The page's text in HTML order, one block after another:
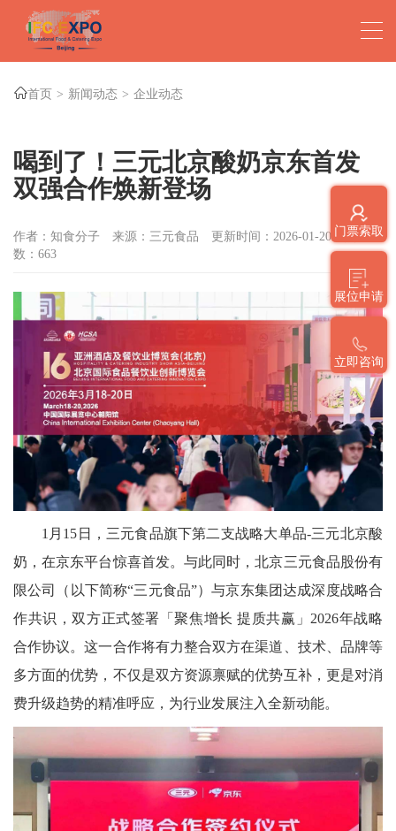
门票索取
展位申请
立即咨询
首页 新闻动态 企业动态
喝到了！三元北京酸奶京东首发
双强合作焕新登场
作者：知食分子 来源：三元食品 更新时间：2026-01-20
点击
数： 663
1月15日，三元食品旗下第二支战略大单品-三元北京酸
奶，在京东平台惊喜首发。与此同时，北京三元食品股份有
限公司（以下简称“三元食品”）与京东集团达成深度战略合
作共识，双方正式签署「聚焦增长 提质共赢」2026年战略
合作协议。这一合作将有力整合双方在渠道、技术、品牌等
多方面的优势，不仅是双方资源禀赋的优势互补，更是对消
费升级趋势的精准呼应，为行业发展注入全新动能。